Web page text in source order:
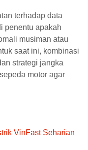
terhadap data
penentu apakah
musiman atau
saat ini, kombinasi
strategi jangka
motor agar
VinFast Seharian